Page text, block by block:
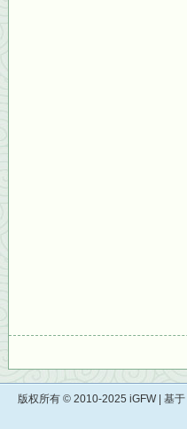
版权所有 © 2010-2025 iGFW | 基于